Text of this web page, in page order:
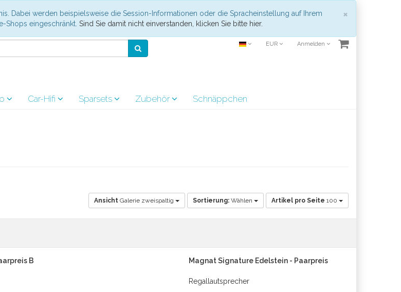
×
Dabei werden beispielsweise die Session-Informationen oder die Spracheinstellung auf Ihrem
Shops eingeschränkt. Sind Sie damit nicht einverstanden, klicken Sie bitte hier.
EUR Anmelden
Car-Hifi Sparsets Zubehör Schnäppchen
Ansicht Galerie zweispaltig Sortierung: Wählen Artikel pro Seite 100
B
Magnat Signature Edelstein - Paarpreis
Regallautsprecher